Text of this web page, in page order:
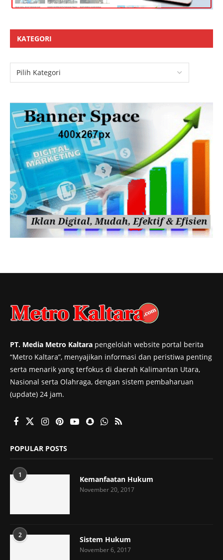
KATEGORI
PT. Media Metro Kaltara pengelolah website portal berita
“Metro Kaltara”, menyajikan informasi dan peristiwa penting
serta menarik yang terfokus di daerah Kalimantan Utara,
Nasional serta Olahraga, dengan sistem pembaharuan
(update) 24 jam.
POPULAR POSTS
1 Kemanfaatan Hukum
November 20, 2017
2 Sistem Hukum
November 6, 2017